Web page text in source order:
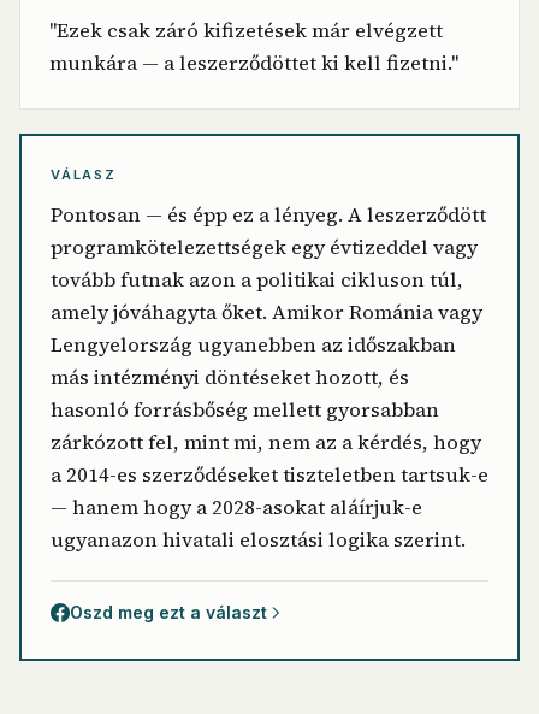
"Ezek csak záró kifizetések már elvégzett
munkára — a leszerződöttet ki kell fizetni."
VÁLASZ
Pontosan — és épp ez a lényeg. A leszerződött
programkötelezettségek egy évtizeddel vagy
tovább futnak azon a politikai cikluson túl,
amely jóváhagyta őket. Amikor Románia vagy
Lengyelország ugyanebben az időszakban
más intézményi döntéseket hozott, és
hasonló forrásbőség mellett gyorsabban
zárkózott fel, mint mi, nem az a kérdés, hogy
a 2014-es szerződéseket tiszteletben tartsuk-e
— hanem hogy a 2028-asokat aláírjuk-e
ugyanazon hivatali elosztási logika szerint.
Oszd meg ezt a választ